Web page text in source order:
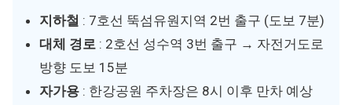
지하철 : 7호선 뚝섬유원지역 2번 출구 (도보 7분)
대체 경로 : 2호선 성수역 3번 출구 → 자전거도로
방향 도보 15분
자가용 : 한강공원 주차장은 8시 이후 만차 예상